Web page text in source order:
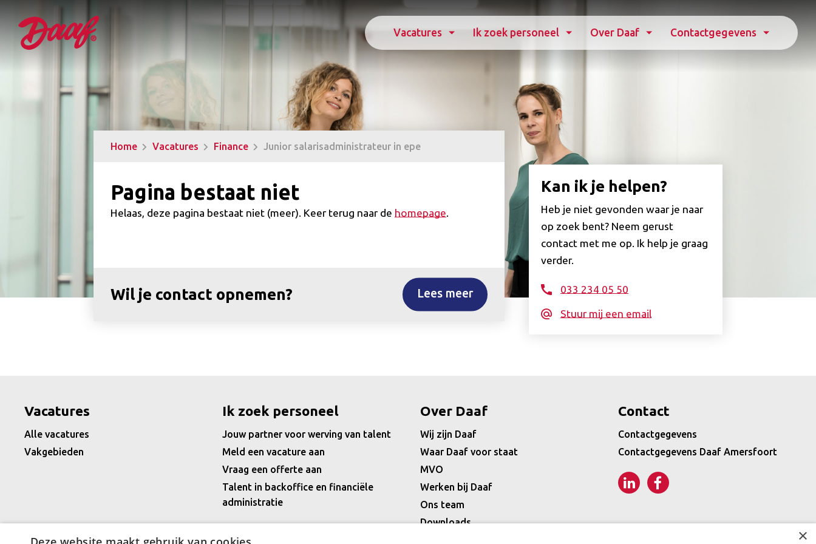
Vacatures Ik zoek personeel Over Daaf Contactgegevens
Home Vacatures Finance Junior salarisadministrateur in epe
Pagina bestaat niet
Helaas, deze pagina bestaat niet (meer). Keer terug naar de homepage.
Wil je contact opnemen? Lees meer
Kan ik je helpen?
Heb je niet gevonden waar je naar
op zoek bent? Neem gerust
contact met me op. Ik help je graag
verder.
033 234 05 50
Stuur mij een email
Vacatures
Alle vacatures
Vakgebieden
Ik zoek personeel
Jouw partner voor werving van talent
Meld een vacature aan
Vraag een offerte aan
Talent in backoffice en financiële
administratie
Over Daaf
Wij zijn Daaf
Waar Daaf voor staat
MVO
Werken bij Daaf
Ons team
Downloads
Contact
Contactgegevens
Contactgegevens Daaf Amersfoort
LinkedIn
×